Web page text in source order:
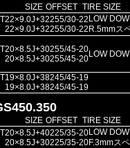
SIZE OFFSET TIRE SIZE
22×9.0J
22×9.0J
+32
+32
255/30-22
255/30-22
LOW
R.5mmス
20×8.5J
20×8.5J
+30
+30
255/45-20
255/45-20LOW
19×8.0J
19×8.0J
+38
+38
245/45-19
245/45-19
SIZE OFFSET TIRE SIZE
20×8.5J
20×8.5J
+40
+30
225/35-20
225/35-20
LOW
F.3mmス